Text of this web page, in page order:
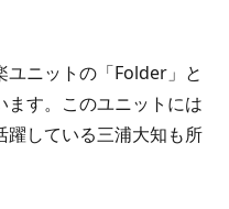
ユニットの「Folder」と
ます。このユニットには
躍している三浦大知も所